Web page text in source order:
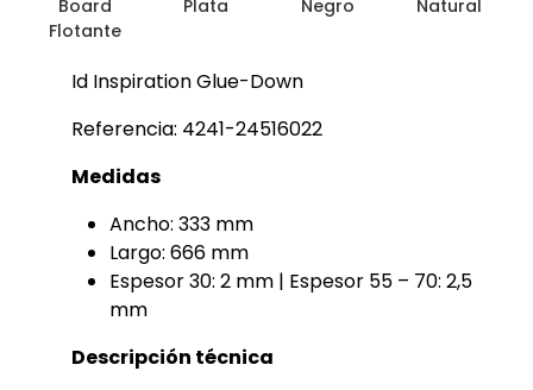
Board
Flotante
Plata
Negro
Natural
Id Inspiration Glue-Down
Referencia: 4241-24516022
Medidas
Ancho: 333 mm
Largo: 666 mm
Espesor 30: 2 mm | Espesor 55 – 70: 2,5
mm
Descripción técnica